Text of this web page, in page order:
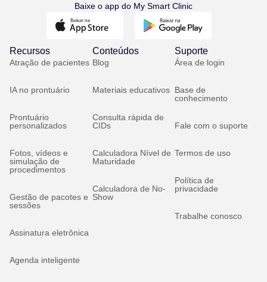
Baixe o app do My Smart Clinic
Recursos
Atração de pacientes
IA no prontuário
Prontuário
personalizados
Fotos, vídeos e
simulação de
procedimentos
Gestão de pacotes e
sessões
Assinatura eletrônica
Agenda inteligente
Conteúdos
Blog
Materiais educativos
Consulta rápida de
CIDs
Calculadora Nível de
Maturidade
Calculadora de No-
Show
Suporte
Área de login
Base de
conhecimento
Fale com o suporte
Termos de uso
Política de
privacidade
Trabalhe conosco